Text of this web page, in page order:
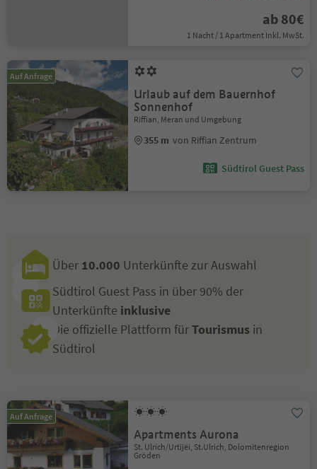
ab 80€
1 Nacht / 1 Apartment Inkl. MwSt.
Auf Anfrage
Urlaub auf dem Bauernhof
Sonnenhof
Riffian, Meran und Umgebung
355 m von Riffian Zentrum
Südtirol Guest Pass
Über 10.000 Unterkünfte zur Auswahl
Südtirol Guest Pass in über 90% der
Unterkünfte inklusive
Die offizielle Plattform fürTourismus in
Südtirol
Auf Anfrage
Apartments Aurona
St. Ulrich/Urtijëi, St.Ulrich, Dolomitenregion
Gröden